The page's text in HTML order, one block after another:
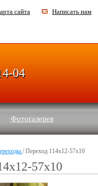
сайта Написать нам
Фотогалерея
04
/ Переход 114х12-57х10
57х10